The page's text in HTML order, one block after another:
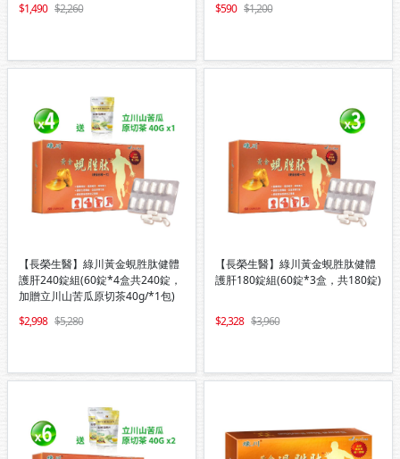
1,490
2,260 590 1,200
【長榮生醫】綠川黃金蜆胜肽健體
護肝240錠組(60錠*4盒共240錠，
加贈立川山苦瓜原切茶40g/*1包)
2,998
5,280
【長榮生醫】綠川黃金蜆胜肽健體
護肝180錠組(60錠*3盒，共180錠)
2,328 3,960